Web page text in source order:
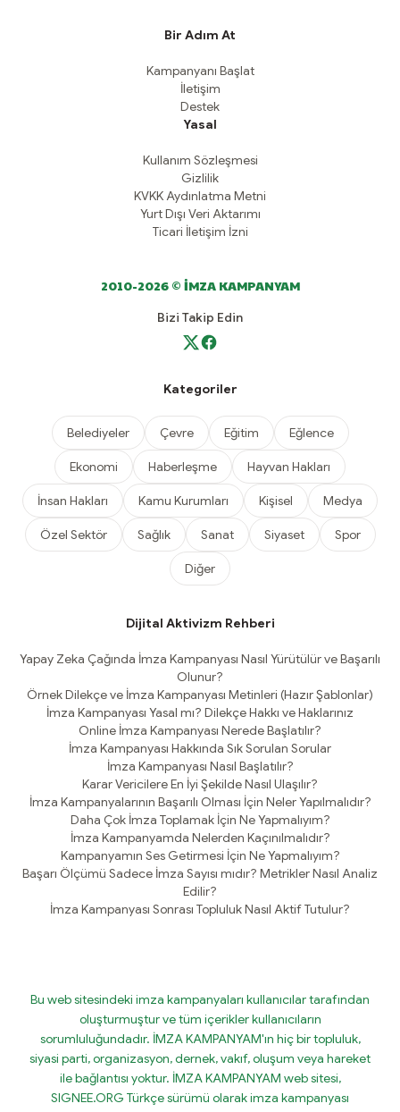
Bir Adım At
Kampanyanı Başlat
İletişim
Destek
Yasal
Kullanım Sözleşmesi
Gizlilik
KVKK Aydınlatma Metni
Yurt Dışı Veri Aktarımı
Ticari İletişim İzni
2010-2026 © İMZA KAMPANYAM
Bizi Takip Edin
Kategoriler
Belediyeler Çevre Eğitim Eğlence
Ekonomi Haberleşme Hayvan Hakları
İnsan Hakları Kamu Kurumları Kişisel Medya
Özel Sektör Sağlık Sanat Siyaset Spor
Diğer
Dijital Aktivizm Rehberi
Yapay Zeka Çağında İmza Kampanyası Nasıl Yürütülür ve Başarılı
Olunur?
Örnek Dilekçe ve İmza Kampanyası Metinleri (Hazır Şablonlar)
İmza Kampanyası Yasal mı? Dilekçe Hakkı ve Haklarınız
Online İmza Kampanyası Nerede Başlatılır?
İmza Kampanyası Hakkında Sık Sorulan Sorular
İmza Kampanyası Nasıl Başlatılır?
Karar Vericilere En İyi Şekilde Nasıl Ulaşılır?
İmza Kampanyalarının Başarılı Olması İçin Neler Yapılmalıdır?
Daha Çok İmza Toplamak İçin Ne Yapmalıyım?
İmza Kampanyamda Nelerden Kaçınılmalıdır?
Kampanyamın Ses Getirmesi İçin Ne Yapmalıyım?
Başarı Ölçümü Sadece İmza Sayısı mıdır? Metrikler Nasıl Analiz
Edilir?
İmza Kampanyası Sonrası Topluluk Nasıl Aktif Tutulur?
Bu web sitesindeki imza kampanyaları kullanıcılar tarafından
oluşturmuştur ve tüm içerikler kullanıcıların
sorumluluğundadır. İMZA KAMPANYAM'ın hiç bir topluluk,
siyasi parti, organizasyon, dernek, vakıf, oluşum veya hareket
ile bağlantısı yoktur. İMZA KAMPANYAM web sitesi,
SIGNEE.ORG Türkçe sürümü olarak imza kampanyası